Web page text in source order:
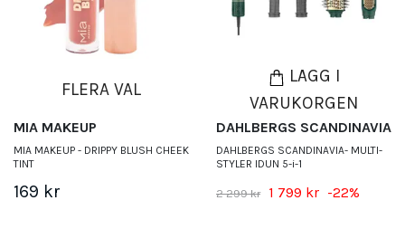
FLERA VAL
MIA MAKEUP
MIA MAKEUP - DRIPPY BLUSH CHEEK
TINT
169 kr
LÄGG I
VARUKORGEN
DAHLBERGS SCANDINAVIA
DAHLBERGS SCANDINAVIA- MULTI-
STYLER IDUN 5-i-1
2 299 kr 1 799 kr -22%